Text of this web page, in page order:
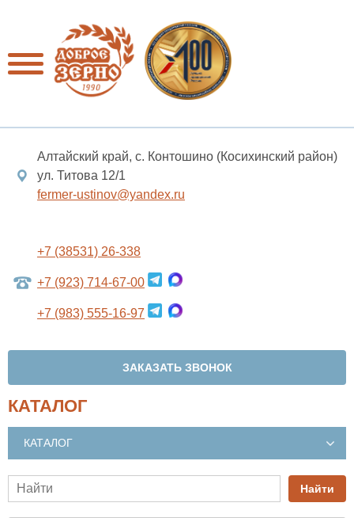
Алтайский край, с. Контошино (Косихинский район)
ул. Титова 12/1
fermer-ustinov@yandex.ru
+7 (38531) 26-338
+7 (923) 714-67-00
+7 (983) 555-16-97
ЗАКАЗАТЬ ЗВОНОК
КАТАЛОГ
КАТАЛОГ
Найти